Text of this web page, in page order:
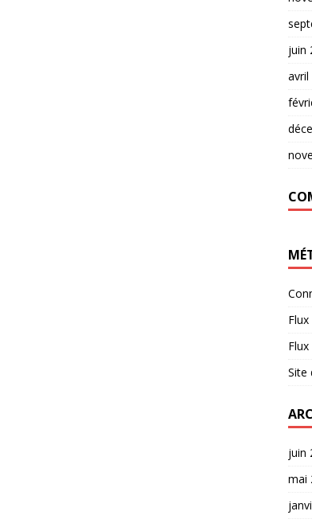
juin
avril
Site
juin
mai